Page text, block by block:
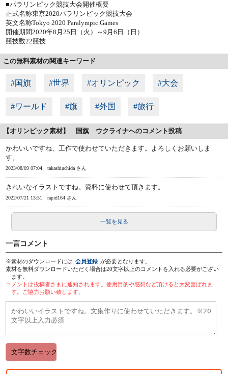
■パラリンピック競技大会開催概要
正式名称東京2020パラリンピック競技大会
英文名称Tokyo 2020 Paralympic Games
開催期間2020年8月25日（火）～9月6日（日）
競技数22競技
この無料素材の関連キーワード
#国旗 #世界 #オリンピック #大会
#ワールド #旗 #外国 #旅行
【オリンピック素材】 国旗 ウクライナへのコメント投稿
かわいいですね、工作で使わせていただきます。よろしくお願いしま
す。
2023/08/09 07:04 takashiuchida さん
きれいなイラストですね。資料に使わせて頂きます。
2022/07/21 13:51 rapid164 さん
一覧を見る
一言コメント
※素材のダウンロードには 会員登録 が必要となります。
素材を無料ダウンロードいただく場合は20文字以上のコメントを入れる必要がござい
ます。
コメントは投稿者さまに通知されます。使用目的や感想など頂けると大変喜ばれま
す。ご協力お願い致します。